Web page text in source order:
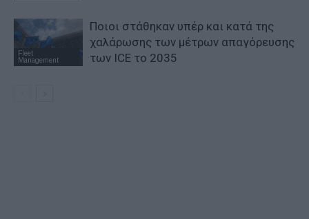
Fleet
Management
Ποιοι στάθηκαν υπέρ και κατά της
χαλάρωσης των μέτρων απαγόρευσης
των ICE το 2035